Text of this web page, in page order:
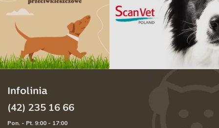
Infolinia
(42) 235 16 66
Pon. - Pt. 9:00 - 17:00